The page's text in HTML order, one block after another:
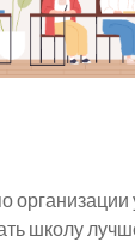
организации
школу